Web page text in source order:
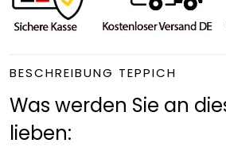
BESCHREIBUNG TEPPICH
Was werden Sie an
lieben: